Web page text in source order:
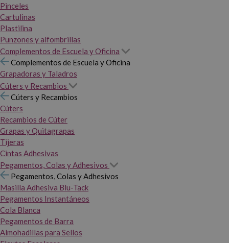
Pinceles
Cartulinas
Plastilina
Punzones y alfombrillas
Complementos de Escuela y Oficina
Complementos de Escuela y Oficina
Grapadoras y Taladros
Cúters y Recambios
Cúters y Recambios
Cúters
Recambios de Cúter
Grapas y Quitagrapas
Tijeras
Cintas Adhesivas
Pegamentos, Colas y Adhesivos
Pegamentos, Colas y Adhesivos
Masilla Adhesiva Blu-Tack
Pegamentos Instantáneos
Cola Blanca
Pegamentos de Barra
Almohadillas para Sellos